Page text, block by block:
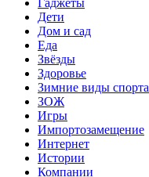
Дети
Дом и сад
Еда
Звёзды
Здоровье
Зимние виды спорта
ЗОЖ
Игры
Импортозамещение
Интернет
Истории
Компании